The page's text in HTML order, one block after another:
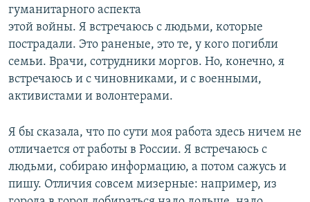
гуманитарного аспекта
этой войны. Я встречаюсь с людьми, которые
пострадали. Это раненые, это те, у кого погибли
семьи. Врачи, сотрудники моргов. Но, конечно, я
встречаюсь и с чиновниками, и с военными,
активистами и волонтерами.
Я бы сказала, что по сути моя работа здесь ничем не
отличается от работы в России. Я встречаюсь с
людьми, собираю информацию, а потом сажусь и
пишу. Отличия совсем мизерные: например, из